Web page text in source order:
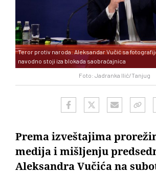
Foto: Jadranka Ilić/Tanjug
Teror protiv naroda: Aleksandar Vučić sa
navodno stoji iza blokada saobraćajnica
Prema izveštajima
medija i mišljenju
Aleksandra Vučića na